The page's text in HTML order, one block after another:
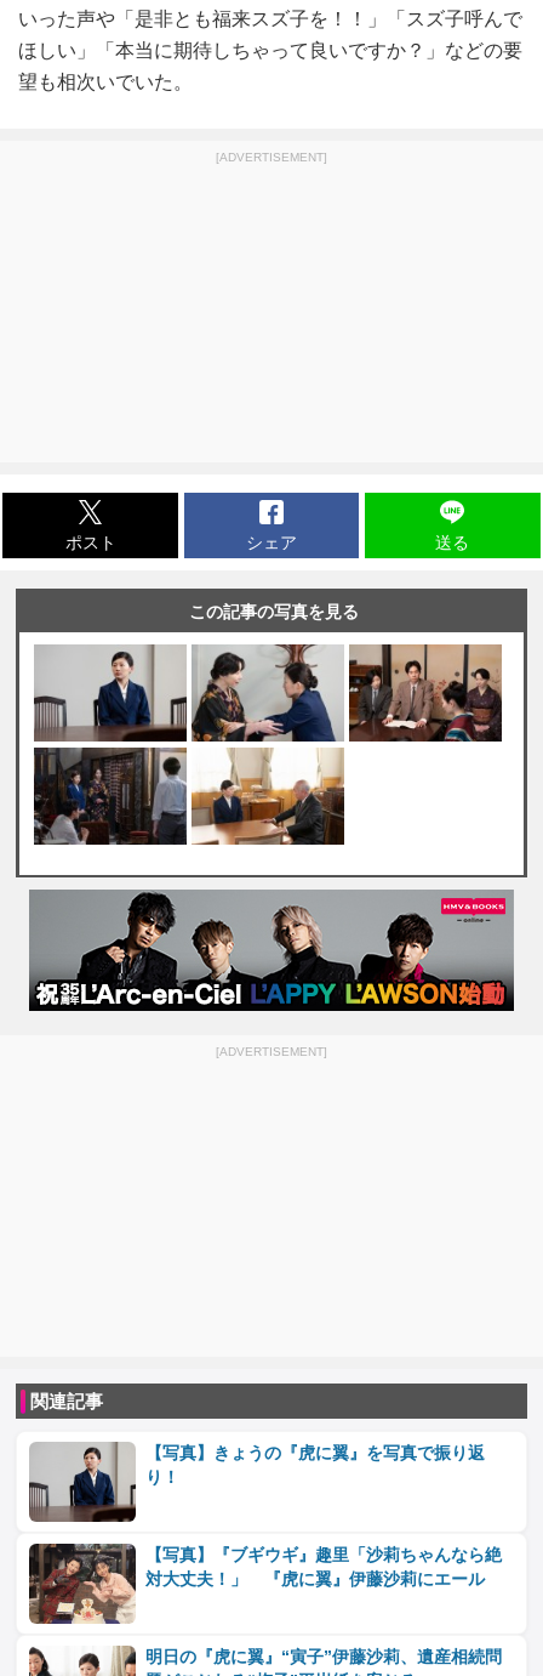
いった声や「是非とも福来スズ子を！！」「スズ子呼んで
ほしい」「本当に期待しちゃって良いですか？」などの要
望も相次いでいた。
[ADVERTISEMENT]
ポスト シェア 送る
この記事の写真を見る
[ADVERTISEMENT]
関連記事
【写真】きょうの『虎に翼』を写真で振り返
り！
【写真】『ブギウギ』趣里「沙莉ちゃんなら絶
対大丈夫！」 『虎に翼』伊藤沙莉にエール
明日の『虎に翼』“寅子”伊藤沙莉、遺産相続問